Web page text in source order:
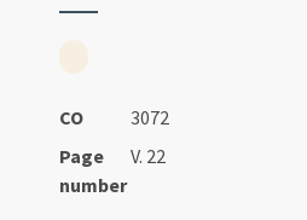
CO
3072
Page
number
V. 22